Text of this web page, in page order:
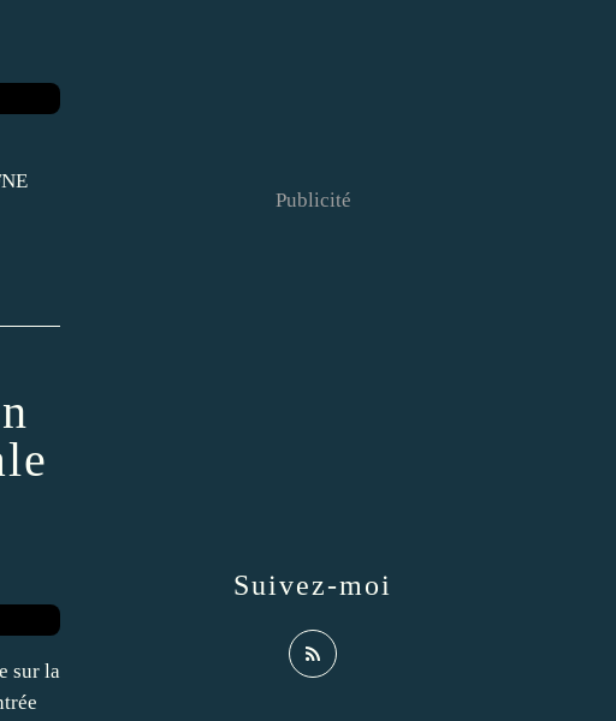
sur la
Suivez-moi
Publicité